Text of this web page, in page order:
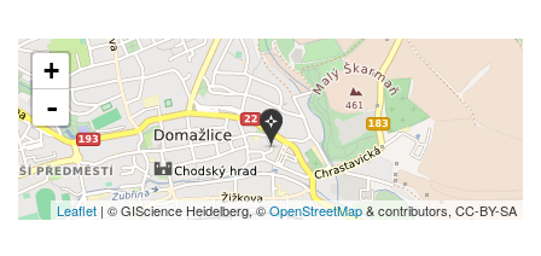
+
-
Leaflet | © GIScience Heidelberg, ©OpenStreetMap& contributors, CC-BY-SA